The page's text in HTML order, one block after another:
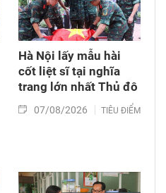
Hà Nội lấy mẫu hài
cốt liệt sĩ tại nghĩa
trang lớn nhất Thủ đô
07/08/2026 TIÊU ĐIỂM